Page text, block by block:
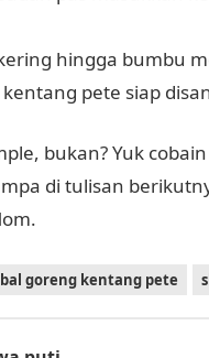
hingga bumbu
pete siap
bukan? Yuk
di tulisan
goreng kentang pete